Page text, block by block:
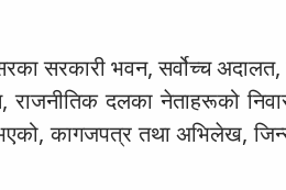
सरकारी भवन, सर्वोच्च
दलका नेताहरूको
कागजपत्र तथा अभिलेख,